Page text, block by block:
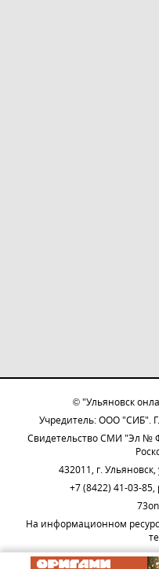
© "Ульяновск
Учредитель: ООО "СИБ".
Свидетельство СМИ "Эл №
432011, г.
+7 (8422) 41-03-
На информационном